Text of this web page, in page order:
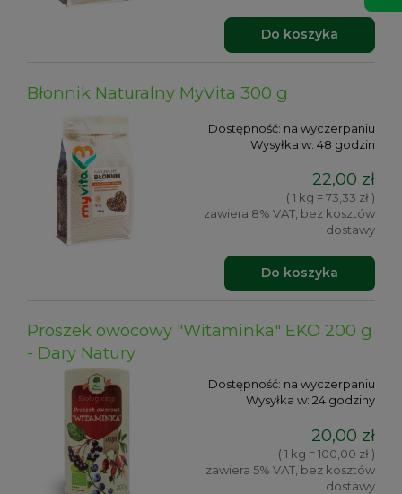
Do koszyka
Błonnik Naturalny MyVita 300 g
Dostępność: na wyczerpaniu
Wysyłka w: 48 godzin
22,00 zł
( 1 kg = 73,33 zł )
zawiera 8% VAT, bez kosztów
dostawy
Do koszyka
Proszek owocowy "Witaminka" EKO 200 g
- Dary Natury
Dostępność: na wyczerpaniu
Wysyłka w: 24 godziny
20,00 zł
( 1 kg = 100,00 zł )
zawiera 5% VAT, bez kosztów
dostawy